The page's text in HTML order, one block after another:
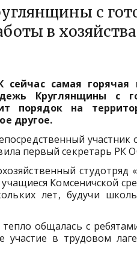
с
в
сейчас самая
Круглянщины с
порядок на
другое.
первый секретарь РК
учащиеся Комсеничской
лет, будучи
общалась с
участие в трудовом